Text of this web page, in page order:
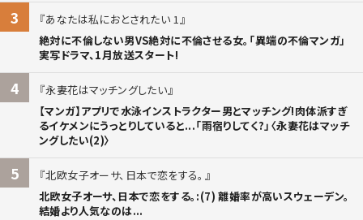
3
あなたは私におとされたい 1
絶対に不倫しない男VS絶対に不倫させる女。「異端の不倫マンガ」
実写ドラマ、1月放送スタート!
4
永妻花はマッチングしたい
【マンガ】アプリで水泳インストラクター男とマッチング!肉体派すぎ
るイケメンにうっとりしていると...「雨宿りしてく?」〈永妻花はマッチ
ングしたい(2)〉
5
北欧女子オーサ、日本で恋をする。
北欧女子オーサ、日本で恋をする。:(7) 離婚率が高いスウェーデン。
結婚より人気なのは...